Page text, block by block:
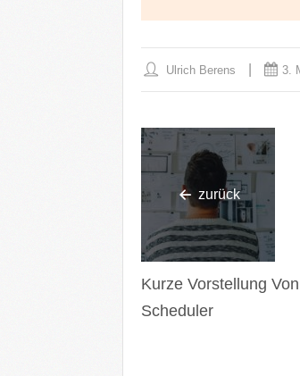
Ulrich Berens 3.
zurück
Kurze Vorstellung
Scheduler